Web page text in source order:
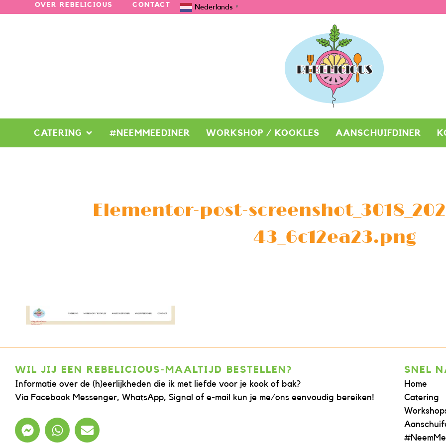
OVER REBELICIOUS CONTACT Nederlands ▼
CATERING #NEEMMEEDINER WORKSHOP / KOOKLES AANSCHUIFDINER
Elementor-post-
43_6c12ea23.png
WIL JIJ EEN REBELICIOUS-MAALTIJD BESTELLEN?
Informatie over de (h)eerlijkheden die ik met liefde voor je kook of bak?
Via Facebook Messenger, WhatsApp, Signal of e-mail kun je me/ons eenvoudig bereiken!
SNEL
Home
Catering